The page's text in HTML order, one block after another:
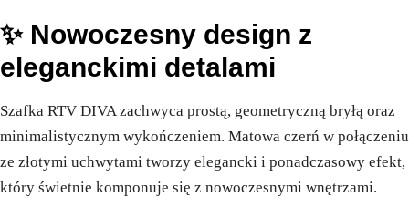
✨ Nowoczesny design z
eleganckimi detalami
Szafka RTV DIVA zachwyca prostą, geometryczną bryłą oraz
minimalistycznym wykończeniem. Matowa czerń w połączeniu
ze złotymi uchwytami tworzy elegancki i ponadczasowy efekt,
który świetnie komponuje się z nowoczesnymi wnętrzami.